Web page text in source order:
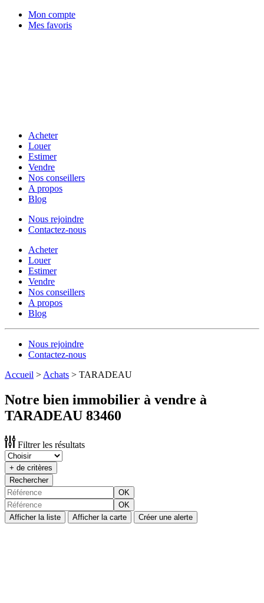
Mon compte
Mes favoris
Acheter
Louer
Estimer
Vendre
Nos conseillers
A propos
Blog
Nous rejoindre
Contactez-nous
Acheter
Louer
Estimer
Vendre
Nos conseillers
A propos
Blog
Nous rejoindre
Contactez-nous
Accueil > Achats > TARADEAU
Notre bien immobilier à vendre à
TARADEAU 83460
Filtrer les résultats
+ de critères
Rechercher
OK
OK
Afficher la liste
Afficher la carte Créer une alerte